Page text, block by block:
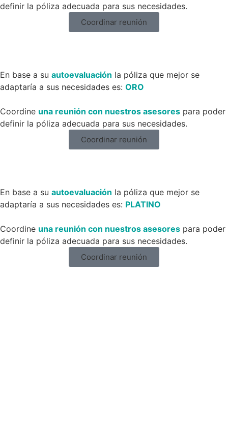
definir la póliza adecuada para sus necesidades.
Coordinar reunión
En base a su autoevaluación la póliza que mejor se
adaptaría a sus necesidades es: ORO
Coordine una reunión con nuestros asesores para poder
definir la póliza adecuada para sus necesidades.
Coordinar reunión
En base a su autoevaluación la póliza que mejor se
adaptaría a sus necesidades es: PLATINO
Coordine una reunión con nuestros asesores para poder
definir la póliza adecuada para sus necesidades.
Coordinar reunión